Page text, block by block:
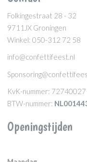
Folkingestraat 28 - 32
9711JX Groningen
Winkel: 050-312 72 58
info@confettifeest.nl
KvK-nummer: 72740027
BTW-nummer:
Openingstijden